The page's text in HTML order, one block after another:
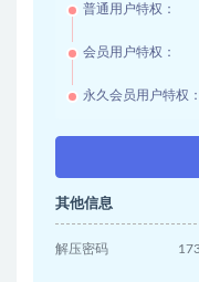
普通用户特权：
会员用户特权：
永久会员用户特权：
其他信息
解压密码